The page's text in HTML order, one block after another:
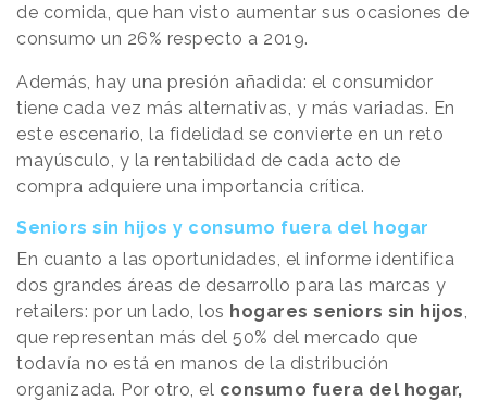
de comida, que han visto aumentar sus ocasiones de
consumo un 26% respecto a 2019.
Además, hay una presión añadida: el consumidor
tiene cada vez más alternativas, y más variadas. En
este escenario, la fidelidad se convierte en un reto
mayúsculo, y la rentabilidad de cada acto de
compra adquiere una importancia crítica.
Seniors sin hijos y consumo fuera del hogar
En cuanto a las oportunidades, el informe identifica
dos grandes áreas de desarrollo para las marcas y
retailers: por un lado, los hogares seniors sin hijos
que representan más del 50% del mercado que
todavía no está en manos de la distribución
organizada. Por otro, el consumo fuera del hogar,